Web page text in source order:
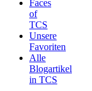
Faces
of
TCS
Unsere
Favoriten
Alle
Blogartikel
in TCS